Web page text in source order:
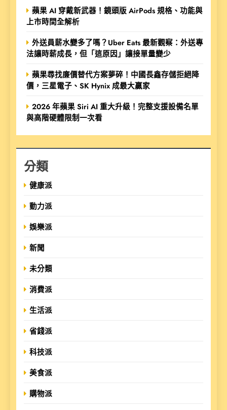
蘋果 AI 穿戴新武器！鏡頭版 AirPods 規格、功能與
上市時間全解析
外送員薪水變多了嗎？Uber Eats 最新觀察：外送專
法讓時薪成長，但「這原因」讓接單量變少
蘋果尋找廉價替代方案夢碎！中國長鑫存儲拒絕降
價，三星電子、SK Hynix 成最大贏家
2026 年蘋果 Siri AI 重大升級！完整支援設備名單
與高階硬體限制一次看
分類
健康派
動力派
娛樂派
新聞
未分類
消費派
生活派
省錢派
科技派
美食派
購物派